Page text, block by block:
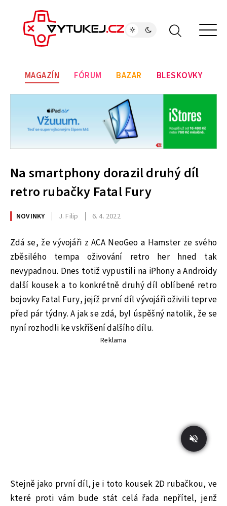
MAGAZÍN FÓRUM BAZAR BLESKOVKY
Na smartphony dorazil druhý díl
retro rubačky Fatal Fury
NOVINKY J. Filip 6. 4. 2022
Zdá se, že vývojáři z ACA NeoGeo a Hamster ze svého
zběsilého tempa oživování retro her hned tak
nevypadnou. Dnes totiž vypustili na iPhony a Androidy
další kousek a to konkrétně druhý díl oblíbené retro
bojovky Fatal Fury, jejíž první díl vývojáři oživili teprve
před pár týdny. A jak se zdá, byl úspěšný natolik, že se
nyní rozhodli ke vskříšení dalšího dílu.
Reklama
Stejně jako první díl, je i toto kousek 2D rubačkou, ve
které proti vám bude stát celá řada nepřítel, jenž